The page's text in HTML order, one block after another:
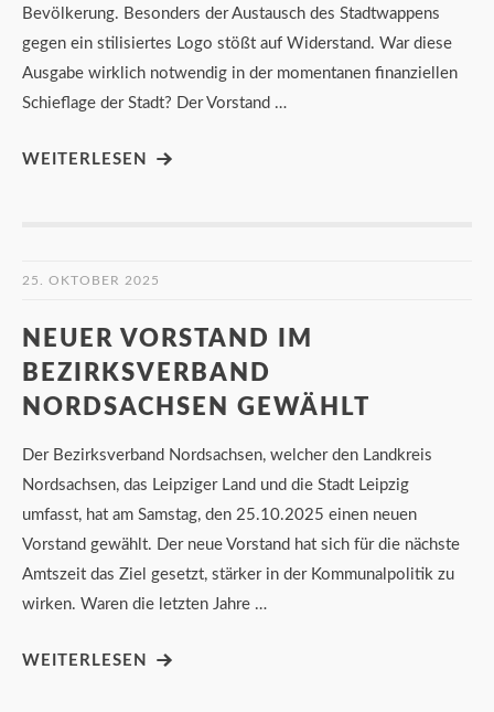
Bevölkerung. Besonders der Austausch des Stadtwappens
gegen ein stilisiertes Logo stößt auf Widerstand. War diese
Ausgabe wirklich notwendig in der momentanen finanziellen
Schieflage der Stadt? Der Vorstand …
WEITERLESEN
25. OKTOBER 2025
NEUER VORSTAND IM
BEZIRKSVERBAND
NORDSACHSEN GEWÄHLT
Der Bezirksverband Nordsachsen, welcher den Landkreis
Nordsachsen, das Leipziger Land und die Stadt Leipzig
umfasst, hat am Samstag, den 25.10.2025 einen neuen
Vorstand gewählt. Der neue Vorstand hat sich für die nächste
Amtszeit das Ziel gesetzt, stärker in der Kommunalpolitik zu
wirken. Waren die letzten Jahre …
WEITERLESEN